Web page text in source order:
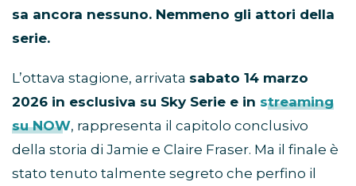
sa ancora nessuno. Nemmeno gli attori della
serie.
L’ottava stagione, arrivata sabato 14 marzo
2026 in esclusiva su Sky Serie e in streaming
su NOW, rappresenta il capitolo conclusivo
della storia di Jamie e Claire Fraser. Ma il finale è
stato tenuto talmente segreto che perfino il